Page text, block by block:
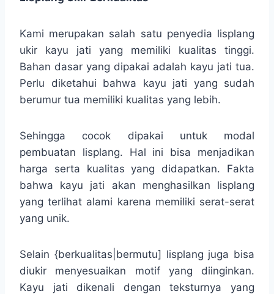
Kami merupakan salah satu penyedia lisplang
ukir kayu jati yang memiliki kualitas tinggi.
Bahan dasar yang dipakai adalah kayu jati tua.
Perlu diketahui bahwa kayu jati yang sudah
berumur tua memiliki kualitas yang lebih.
Sehingga cocok dipakai untuk modal
pembuatan lisplang. Hal ini bisa menjadikan
harga serta kualitas yang didapatkan. Fakta
bahwa kayu jati akan menghasilkan lisplang
yang terlihat alami karena memiliki serat-serat
yang unik.
Selain {berkualitas|bermutu] lisplang juga bisa
diukir menyesuaikan motif yang diinginkan.
Kayu jati dikenali dengan teksturnya yang